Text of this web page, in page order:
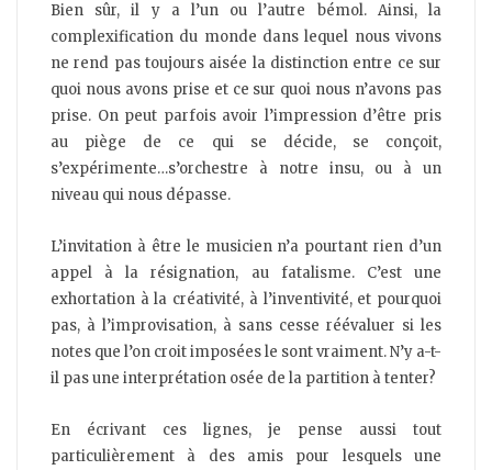
Bien sûr, il y a l’un ou l’autre bémol. Ainsi, la
complexification du monde dans lequel nous vivons
ne rend pas toujours aisée la distinction entre ce sur
quoi nous avons prise et ce sur quoi nous n’avons pas
prise. On peut parfois avoir l’impression d’être pris
au piège de ce qui se décide, se conçoit,
s’expérimente…s’orchestre à notre insu, ou à un
niveau qui nous dépasse.
L’invitation à être le musicien n’a pourtant rien d’un
appel à la résignation, au fatalisme. C’est une
exhortation à la créativité, à l’inventivité, et pourquoi
pas, à l’improvisation, à sans cesse réévaluer si les
notes que l’on croit imposées le sont vraiment. N’y a-t-
il pas une interprétation osée de la partition à tenter?
En écrivant ces lignes, je pense aussi tout
particulièrement à des amis pour lesquels une